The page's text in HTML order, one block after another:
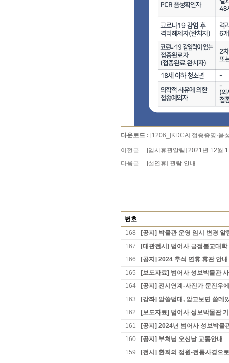
다운로드 : [1206_[KDCA] 접종증명·음
이전글 :
[임시휴관알림] 2021년 12월
다음글 :
[설연휴] 관람 안내
번호
168
[공지] 박물관 운영 임시 변경 알
167
[대관전시] 범어사 금정불교대
166
[공지] 2024 추석 연휴 휴관 안내
165
[보도자료] 범어사 성보박물관
164
[공지] 전시연계-사진가 문진우
163
[강좌] 알쓸범대, 알고보면 쓸데
162
[보도자료] 범어사 성보박물관
161
[공지] 2024년 범어사 성보박물
160
[공지] 부처님 오신날 교통안내
159
[전시] 환희의 정원-전통사경으